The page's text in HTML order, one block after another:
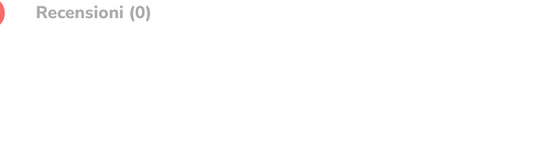
Recensioni (0)